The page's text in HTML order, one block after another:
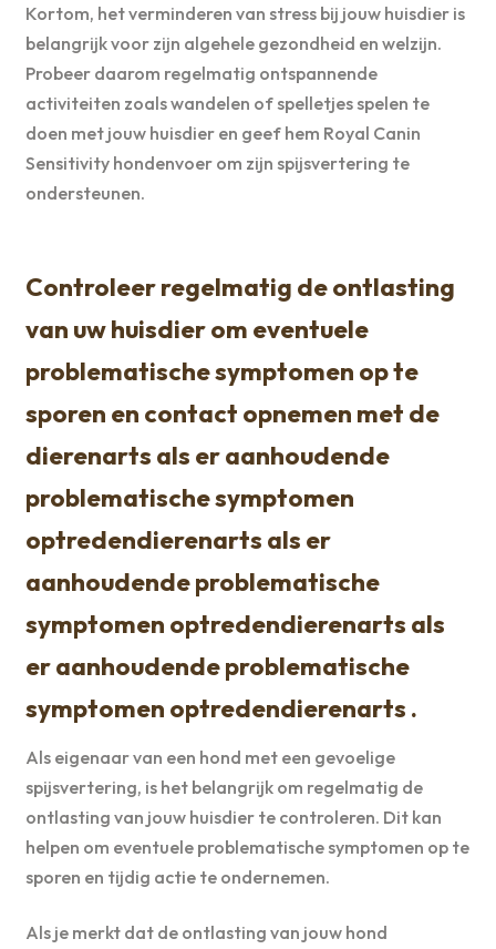
Kortom, het verminderen van stress bij jouw huisdier is
belangrijk voor zijn algehele gezondheid en welzijn.
Probeer daarom regelmatig ontspannende
activiteiten zoals wandelen of spelletjes spelen te
doen met jouw huisdier en geef hem Royal Canin
Sensitivity hondenvoer om zijn spijsvertering te
ondersteunen.
Controleer regelmatig de ontlasting
van uw huisdier om eventuele
problematische symptomen op te
sporen en contact opnemen met de
dierenarts als er aanhoudende
problematische symptomen
optredendierenarts als er
aanhoudende problematische
symptomen optredendierenarts als
er aanhoudende problematische
symptomen optredendierenarts .
Als eigenaar van een hond met een gevoelige
spijsvertering, is het belangrijk om regelmatig de
ontlasting van jouw huisdier te controleren. Dit kan
helpen om eventuele problematische symptomen op te
sporen en tijdig actie te ondernemen.
Als je merkt dat de ontlasting van jouw hond